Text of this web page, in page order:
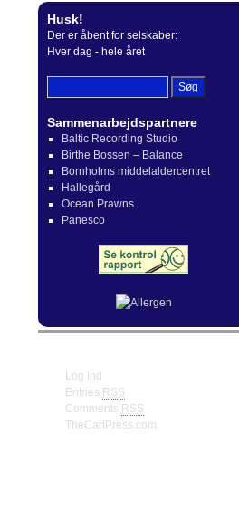
Husk!
Der er åbent for selskaber:
Hver dag - hele året
Sammenarbejdspartnere
Baltic Recording Studio
Birthe Bossen – Balance
Bornholms middelaldercentret
Hallegård
Ocean Prawns
Panesco
Log ind
Entries RSS
Comments RSS
TheCartPress.com